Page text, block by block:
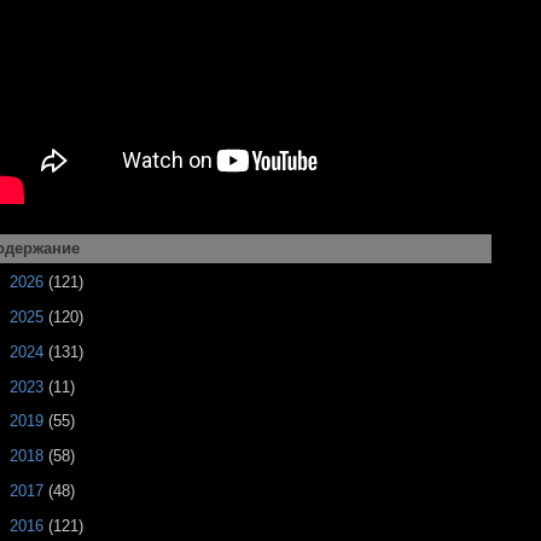
2026(121)
2025(120)
2024(131)
2023(11)
2019(55)
2018(58)
2017(48)
2016(121)